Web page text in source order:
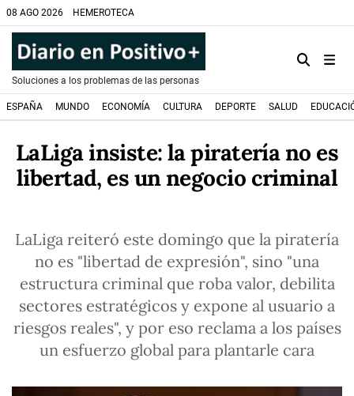
08 AGO 2026 HEMEROTECA
Soluciones a los problemas de las personas
ESPAÑA MUNDO ECONOMÍA CULTURA DEPORTE SALUD
LaLiga insiste: la piratería no es
libertad, es un negocio criminal
LaLiga reiteró este domingo que la piratería
no es "libertad de expresión", sino "una
estructura criminal que roba valor, debilita
sectores estratégicos y expone al usuario a
riesgos reales", y por eso reclama a los países
un esfuerzo global para plantarle cara